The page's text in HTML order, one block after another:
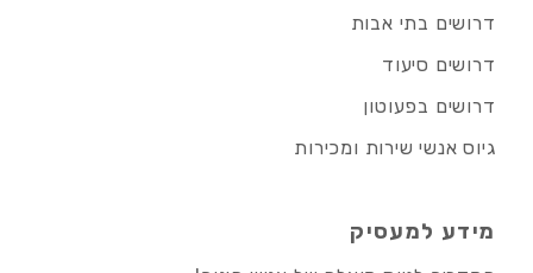
דרושים בתי אבות
דרושים סיעוד
דרושים בפעוטון
גיוס אנשי שירות ומכירות
מידע למעסיק